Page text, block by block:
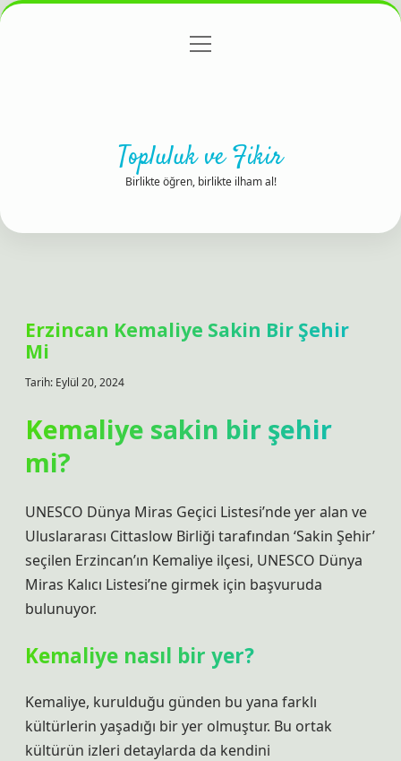
Gizlilik Politikası
menüyü
Topluluk ve Fikir
Birlikte öğren, birlikte ilham al!
Erzincan Kemaliye Sakin Bir Şehir
Mi
Tarih: Eylül 20, 2024
Kemaliye sakin bir şehir
mi?
UNESCO Dünya Miras Geçici Listesi’nde yer alan ve
Uluslararası Cittaslow Birliği tarafından ‘Sakin Şehir’
seçilen Erzincan’ın Kemaliye ilçesi, UNESCO Dünya
Miras Kalıcı Listesi’ne girmek için başvuruda
bulunuyor.
Kemaliye nasıl bir yer?
Kemaliye, kurulduğu günden bu yana farklı
kültürlerin yaşadığı bir yer olmuştur. Bu ortak
kültürün izleri detaylarda da kendini